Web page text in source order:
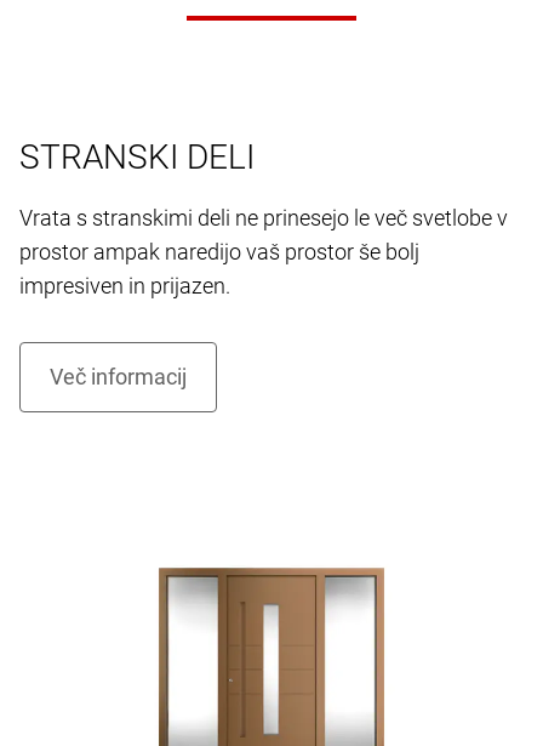
STRANSKI DELI
Vrata s stranskimi deli ne prinesejo le več svetlobe v
prostor ampak naredijo vaš prostor še bolj
impresiven in prijazen.